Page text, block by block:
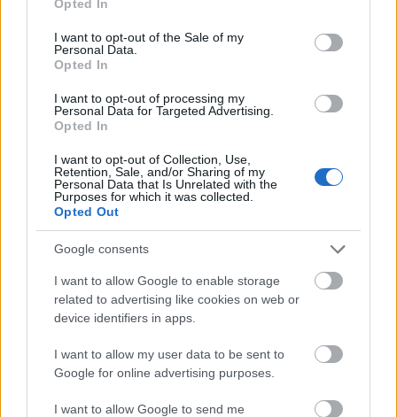
use your data for below specified purposes in below Google
consent section.
Opted In
I want to opt-out of the Sale of my
Personal Data.
Opted In
I want to opt-out of processing my
Personal Data for Targeted Advertising.
Opted In
I want to opt-out of Collection, Use,
Retention, Sale, and/or Sharing of my
Personal Data that Is Unrelated with the
Purposes for which it was collected.
Opted Out
Google consents
I want to allow Google to enable storage
related to advertising like cookies on web or
device identifiers in apps.
I want to allow my user data to be sent to
Google for online advertising purposes.
I want to allow Google to send me
BKK KM Építő Kft. Főmterv Mérnöki Tervező Zrt.
felüljárón
A tartós nyári hőség jelentős kihívás elé állítja a KM Építőt,
ennek ellenére folyamatosan halad az aszfaltozás.
Paks II.: Mit jelent az 5. blokk új
árnyékában?
Elkészült a Liszt Ferenc repülőtér
közelében lévő logisztikai bázis út- és
közműhálózatának fejlesztése